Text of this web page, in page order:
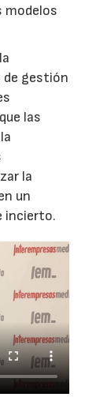
modelos
de gestión
las
la
un
incierto.